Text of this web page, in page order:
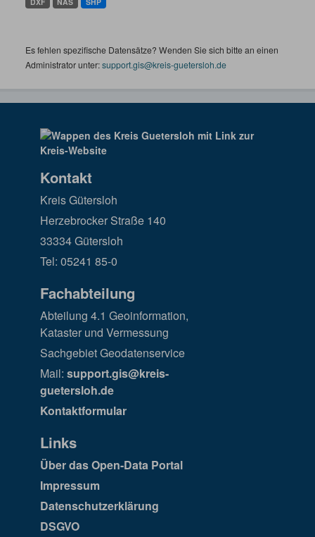
Es fehlen spezifische Datensätze? Wenden Sie sich bitte an einen
Administrator unter:support.gis@kreis-guetersloh.de
Kontakt
Kreis Gütersloh
Herzebrocker Straße 140
33334 Gütersloh
Tel: 05241 85-0
Fachabteilung
Abteilung 4.1 Geoinformation,
Kataster und Vermessung
Sachgebiet Geodatenservice
Mail: support.gis@kreis-
guetersloh.de
Kontaktformular
Links
Über das Open-Data Portal
Impressum
Datenschutzerklärung
DSGVO